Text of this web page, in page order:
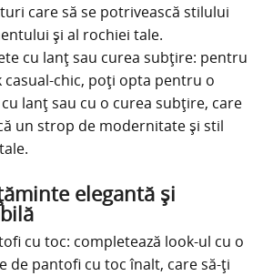
care să se potrivească stilului
și al rochiei tale.
cu lanț sau curea subțire: pentru
casual-chic, poți opta pentru o
lanț sau cu o curea subțire, care
un strop de modernitate și stil
elegantă și
cu toc: completează look-ul cu o
de pantofi cu toc înalt, care să-ți